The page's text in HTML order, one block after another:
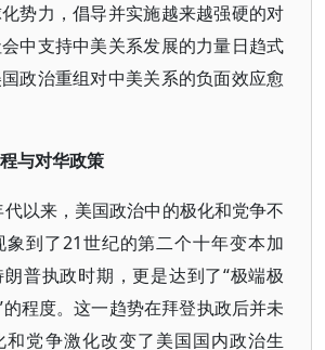
势力，倡导并实施越来越强硬的对
中支持中美关系发展的力量日趋式
政治重组对中美关系的负面效应愈
与对华政策
以来，美国政治中的极化和党争不
到了21世纪的第二个十年变本加
普执政时期，更是达到了“极端极
的程度。这一趋势在拜登执政后并未
和党争激化改变了美国国内政治生